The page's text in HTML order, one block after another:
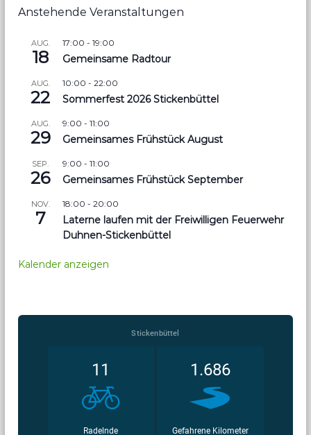
Anstehende Veranstaltungen
AUG.
18
17:00 -19:00
Gemeinsame Radtour
AUG.
22
10:00 -22:00
Sommerfest 2026 Stickenbüttel
AUG.
29
9:00 -11:00
Gemeinsames Frühstück August
SEP.
26
9:00 -11:00
Gemeinsames Frühstück September
NOV.
7
18:00 -20:00
Laterne laufen mit der Freiwilligen Feuerwehr
Duhnen-Stickenbüttel
Kalender anzeigen